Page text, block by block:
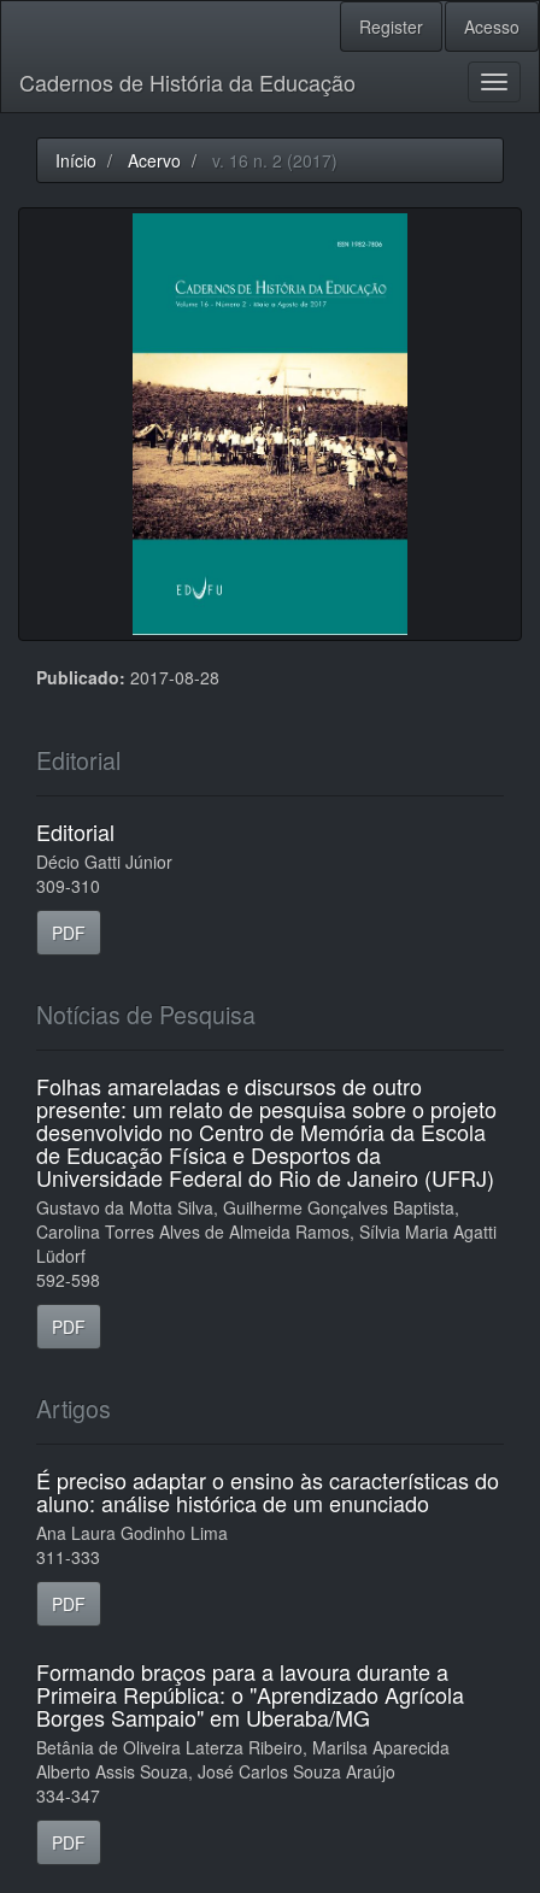
principal
Barra
Lateral
Register Acesso
Cadernos de História da Educação
Início Acervo v. 16 n. 2 (2017)
Publicado: 2017-08-28
Editorial
Editorial
Décio Gatti Júnior
309-310
PDF
Notícias de Pesquisa
Folhas amareladas e discursos de outro
presente: um relato de pesquisa sobre o projeto
desenvolvido no Centro de Memória da Escola
de Educação Física e Desportos da
Universidade Federal do Rio de Janeiro (UFRJ)
Gustavo da Motta Silva, Guilherme Gonçalves Baptista,
Carolina Torres Alves de Almeida Ramos, Sílvia Maria Agatti
Lüdorf
592-598
PDF
Artigos
É preciso adaptar o ensino às características do
aluno: análise histórica de um enunciado
Ana Laura Godinho Lima
311-333
PDF
Formando braços para a lavoura durante a
Primeira República: o "Aprendizado Agrícola
Borges Sampaio" em Uberaba/MG
Betânia de Oliveira Laterza Ribeiro, Marilsa Aparecida
Alberto Assis Souza, José Carlos Souza Araújo
334-347
PDF